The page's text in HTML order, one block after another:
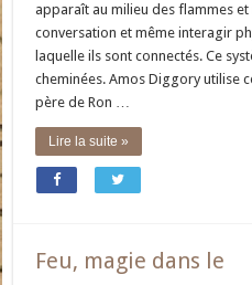
apparaît au milieu des flammes
conversation et même interagir
laquelle ils sont connectés. Ce
cheminées. Amos Diggory utilise
père de Ron …
Lire la suite »
Feu, magie dans le